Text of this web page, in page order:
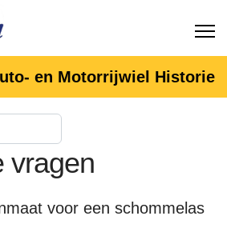
en Motorrijwiel Historie
vragen
voor een schommelas